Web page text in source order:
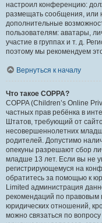
настроил конференцию:
размещать сообщения, или
дополнительные
пользователям: аватары,
участие в группах и т. д.
поэтому мы рекомендуем
Вернуться к началу
Что такое COPPA?
COPPA (Children’s Online
частных прав ребёнка в
Штатов, требующий от
несовершеннолетних
родителей. Допустимо
опекуны разрешают сбор
младше 13 лет. Если вы не
регистрирующемуся на
обратитесь за помощью к
Limited администрация
рекомендаций по правовым
юридических отношений,
можно связаться по